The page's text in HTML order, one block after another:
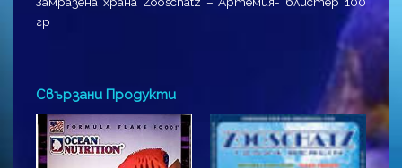
гр
Свързани Продукти